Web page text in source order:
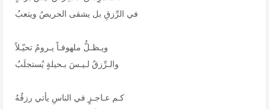
في الرِّزقِ بل يشقى الحريصُ ويتعبُ
ويـظـلُّ ملهوفـاً يـرومُ تحيّـلاً
والـرِّزقُ لـيـسَ بـحيلةٍ يُستجلَبُ
كـم عـاجـزٍ في الناسِ يأتي رزقُهُ